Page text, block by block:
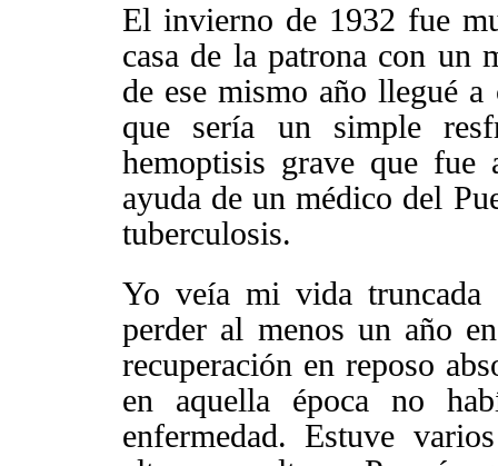
El invierno de 1932 fue
casa de la patrona con un
de ese mismo año llegué
que sería un simple
hemoptisis grave que fue
ayuda de un médico del
tuberculosis.
Yo veía mi vida
perder al menos un año
recuperación en reposo
en aquella época no
enfermedad. Estuve